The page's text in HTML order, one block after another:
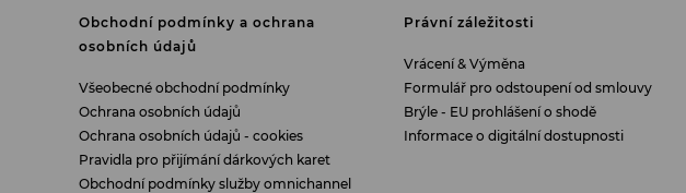
Obchodní podmínky a ochrana
osobních údajů
Všeobecné obchodní podmínky
Ochrana osobních údajů
Ochrana osobních údajů - cookies
Pravidla pro přijímání dárkových karet
Obchodní podmínky služby omnichannel
Právní záležitosti
Vrácení & Výměna
Formulář pro odstoupení od smlouvy
Brýle - EU prohlášení o shodě
Informace o digitální dostupnosti